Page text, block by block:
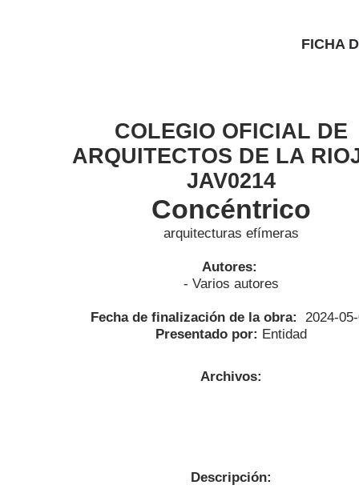
FICHA
COLEGIO OFICIAL DE
ARQUITECTOS DE LA
JAV0214
Concéntrico
arquitecturas efímeras
Autores:
- Varios autores
Fecha de finalización de la obra: 2024-
Presentado por: Entidad
Archivos:
Descripción: